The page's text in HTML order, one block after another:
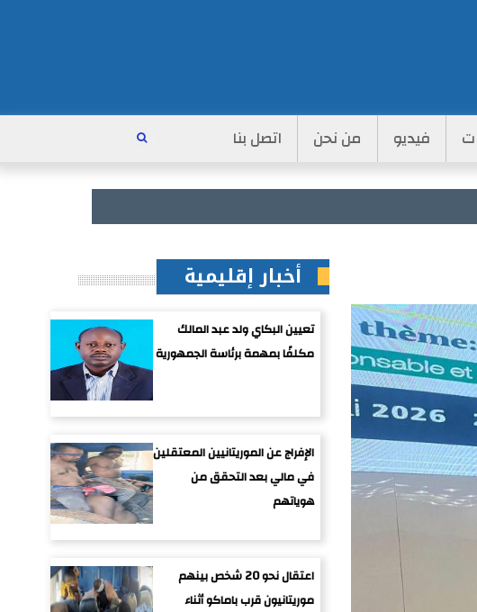
فيديو من نحن اتصل بنا
أخبار إقليمية
تعيين البكاي ولد عبد المالك
مكلفًا بمهمة برئاسة الجمهورية
الإفراج عن الموريتانيين المعتقلين
في مالي بعد التحقق من
هوياتهم
اعتقال نحو 20 شخص بينهم
موريتانيون قرب باماكو أثناء